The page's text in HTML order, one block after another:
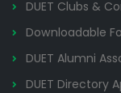
DUET Clubs &
Downloadable
DUET Alumni
DUET Directory